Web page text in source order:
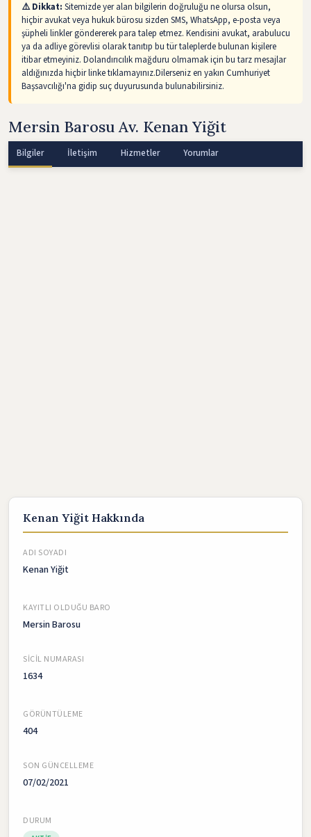
⚠️ Dikkat: Sitemizde yer alan bilgilerin doğruluğu ne olursa olsun,
hiçbir avukat veya hukuk bürosu sizden SMS, WhatsApp, e-posta veya
şüpheli linkler göndererek para talep etmez. Kendisini avukat, arabulucu
ya da adliye görevlisi olarak tanıtıp bu tür taleplerde bulunan kişilere
itibar etmeyiniz. Dolandırıcılık mağduru olmamak için bu tarz mesajlar
aldığınızda hiçbir linke tıklamayınız.Dilerseniz en yakın Cumhuriyet
Başsavcılığı'na gidip suç duyurusunda bulunabilirsiniz.
Mersin Barosu Av. Kenan Yiğit
Bilgiler İletişim Hizmetler Yorumlar
Kenan Yiğit Hakkında
ADI SOYADI
Kenan Yiğit
KAYITLI OLDUĞU BARO
Mersin Barosu
SICIL NUMARASI
1634
GÖRÜNTÜLEME
404
SON GÜNCELLEME
07/02/2021
DURUM